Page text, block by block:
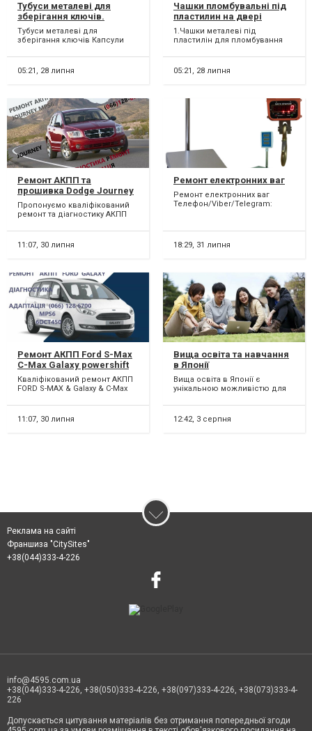
Тубуси металеві для
зберігання ключів.
Капсули часу.
Тубуси металеві для
зберігання ключів Капсули
пломбою Тубуси д...
05:21, 28 липня
Чашки пломбувальні під
пластилин на двері
приміщень, сейфів.
Печатки, пломбіри.
1.Чашки металеві під
пластилін для пломбування
металеві під пластилін...
05:21, 28 липня
Ремонт АКПП та
прошивка Dodge Journey
DCT450 #8U3R7000NG
#4872691AH, 68060442AB,
Пропонуємо кваліфікований
ремонт та діагностику АКПП
Freemont 62TE ,DODGE...
11:07, 30 липня
Ремонт електронних ваг
Ремонт електронних ваг
Телефон/Viber/Telegram:
18:29, 31 липня
Ремонт АКПП Ford S-Max
C-Max Galaxy powershift
гарантійний & бюджетний
#AV9R7000AJ # 2070508,
7P099-AA
Кваліфікований ремонт АКПП
FORD S-MAX & Galaxy & C-Max
бюджетний ремонт АКПП 6D...
11:07, 30 липня
Вища освіта та навчання
в Японії
Вища освіта в Японії є
унікальною можливістю для
освіти та дослідниц...
12:42, 3 серпня
Реклама на сайті
Франшиза "CitySites"
+38(044)333-4-226
info@4595.com.ua
+38(044)333-4-226, +38(050)333-4-226, +38(097)333-4-226, +38(073)333-4-
226
Допускається цитування матеріалів без отримання попередньої згоди